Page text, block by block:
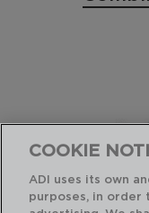
COOKIE
ADI uses its own
purposes, in order